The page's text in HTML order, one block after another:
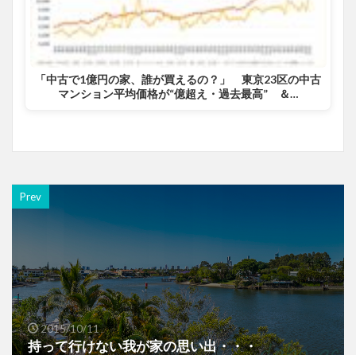
「中古で1億円の家、誰が買えるの？」 東京23区の中古
マンション平均価格が“億超え・過去最高” ＆…
Prev
2015/10/11
持って行けない我が家の思い出・・・